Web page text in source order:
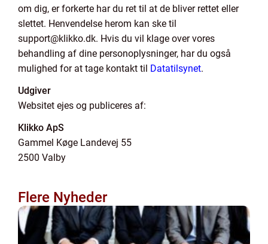
om dig, er forkerte har du ret til at de bliver rettet eller
slettet. Henvendelse herom kan ske til
support@klikko.dk. Hvis du vil klage over vores
behandling af dine personoplysninger, har du også
mulighed for at tage kontakt til Datatilsynet.
Udgiver
Websitet ejes og publiceres af:
Klikko ApS
Gammel Køge Landevej 55
2500 Valby
Flere Nyheder